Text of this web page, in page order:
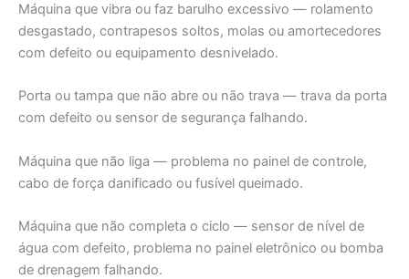
Máquina que vibra ou faz barulho excessivo — rolamento
desgastado, contrapesos soltos, molas ou amortecedores
com defeito ou equipamento desnivelado.
Porta ou tampa que não abre ou não trava — trava da porta
com defeito ou sensor de segurança falhando.
Máquina que não liga — problema no painel de controle,
cabo de força danificado ou fusível queimado.
Máquina que não completa o ciclo — sensor de nível de
água com defeito, problema no painel eletrônico ou bomba
de drenagem falhando.